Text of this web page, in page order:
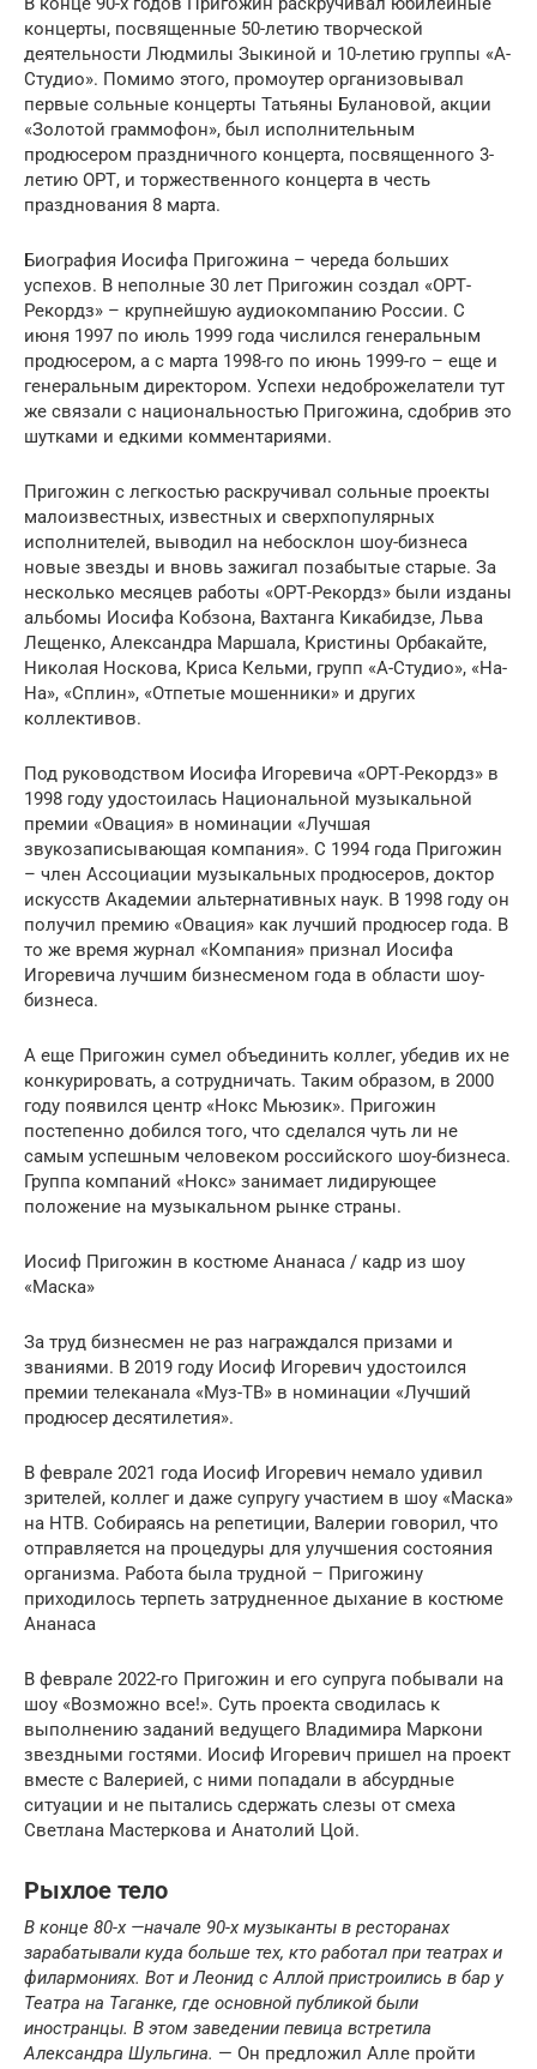
концерты, посвященные 50-летию творческой
деятельности Людмилы Зыкиной и 10-летию группы «А-
Студио». Помимо этого, промоутер организовывал
первые сольные концерты Татьяны Булановой, акции
«Золотой граммофон», был исполнительным
продюсером праздничного концерта, посвященного 3-
летию ОРТ, и торжественного концерта в честь
празднования 8 марта.
Биография Иосифа Пригожина – череда больших
успехов. В неполные 30 лет Пригожин создал «ОРТ-
Рекордз» – крупнейшую аудиокомпанию России. С
июня 1997 по июль 1999 года числился генеральным
продюсером, а с марта 1998-го по июнь 1999-го – еще и
генеральным директором. Успехи недоброжелатели тут
же связали с национальностью Пригожина, сдобрив это
шутками и едкими комментариями.
Пригожин с легкостью раскручивал сольные проекты
малоизвестных, известных и сверхпопулярных
исполнителей, выводил на небосклон шоу-бизнеса
новые звезды и вновь зажигал позабытые старые. За
несколько месяцев работы «ОРТ-Рекордз» были изданы
альбомы Иосифа Кобзона, Вахтанга Кикабидзе, Льва
Лещенко, Александра Маршала, Кристины Орбакайте,
Николая Носкова, Криса Кельми, групп «А-Студио», «На-
На», «Сплин», «Отпетые мошенники» и других
коллективов.
Под руководством Иосифа Игоревича «ОРТ-Рекордз» в
1998 году удостоилась Национальной музыкальной
премии «Овация» в номинации «Лучшая
звукозаписывающая компания». С 1994 года Пригожин
– член Ассоциации музыкальных продюсеров, доктор
искусств Академии альтернативных наук. В 1998 году он
получил премию «Овация» как лучший продюсер года. В
то же время журнал «Компания» признал Иосифа
Игоревича лучшим бизнесменом года в области шоу-
бизнеса.
А еще Пригожин сумел объединить коллег, убедив их не
конкурировать, а сотрудничать. Таким образом, в 2000
году появился центр «Нокс Мьюзик». Пригожин
постепенно добился того, что сделался чуть ли не
самым успешным человеком российского шоу-бизнеса.
Группа компаний «Нокс» занимает лидирующее
положение на музыкальном рынке страны.
Иосиф Пригожин в костюме Ананаса / кадр из шоу
«Маска»
За труд бизнесмен не раз награждался призами и
званиями. В 2019 году Иосиф Игоревич удостоился
премии телеканала «Муз-ТВ» в номинации «Лучший
продюсер десятилетия».
В феврале 2021 года Иосиф Игоревич немало удивил
зрителей, коллег и даже супругу участием в шоу «Маска»
на НТВ. Собираясь на репетиции, Валерии говорил, что
отправляется на процедуры для улучшения состояния
организма. Работа была трудной – Пригожину
приходилось терпеть затрудненное дыхание в костюме
Ананаса
В феврале 2022-го Пригожин и его супруга побывали на
шоу «Возможно все!». Суть проекта сводилась к
выполнению заданий ведущего Владимира Маркони
звездными гостями. Иосиф Игоревич пришел на проект
вместе с Валерией, с ними попадали в абсурдные
ситуации и не пытались сдержать слезы от смеха
Светлана Мастеркова и Анатолий Цой.
Рыхлое тело
В конце 80-х —начале 90-х музыканты в ресторанах
зарабатывали куда больше тех, кто работал при театрах и
филармониях. Вот и Леонид с Аллой пристроились в бар у
Театра на Таганке, где основной публикой были
иностранцы. В этом заведении певица встретила
Александра Шульгина. — Он предложил Алле пройти